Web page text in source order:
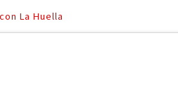
La Huella